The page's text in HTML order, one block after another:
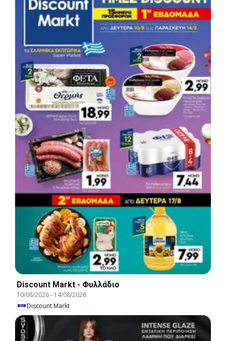
Discount Markt - Φυλλάδιο
10/08/2026- 14/08/2026
Discount Markt